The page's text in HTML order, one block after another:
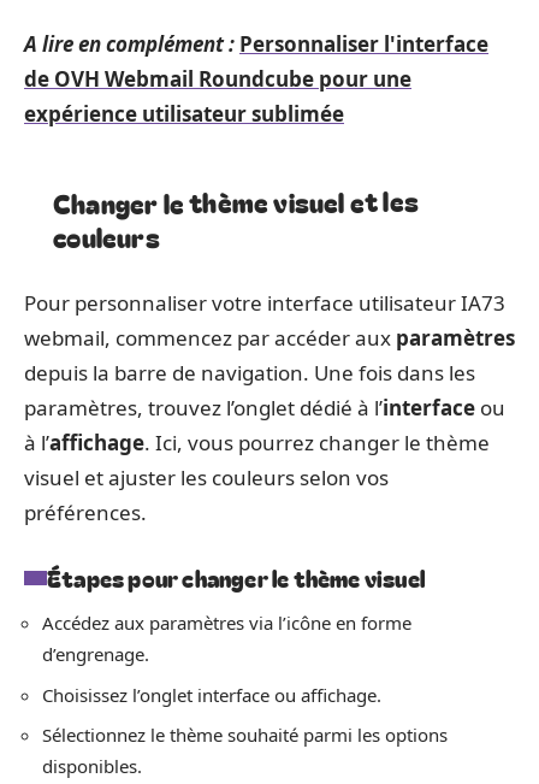
A lire en complément : Personnaliser l'interface
de OVH Webmail Roundcube pour une
expérience utilisateur sublimée
Changer le thème visuel et les
couleurs
Pour personnaliser votre interface utilisateur IA73
webmail, commencez par accéder aux paramètres
depuis la barre de navigation. Une fois dans les
paramètres, trouvez l’onglet dédié à l’interface ou
à l’affichage. Ici, vous pourrez changer le thème
visuel et ajuster les couleurs selon vos
préférences.
Étapes pour changer le thème visuel
Accédez aux paramètres via l’icône en forme
d’engrenage.
Choisissez l’onglet interface ou affichage.
Sélectionnez le thème souhaité parmi les options
disponibles.